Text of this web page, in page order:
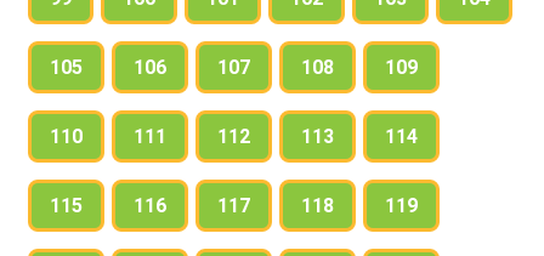
105 106 107 108 109
110 111 112 113 114
115 116 117 118 119